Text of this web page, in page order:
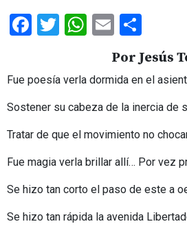
Facebook
Twitter
WhatsApp
Email
Por Jesús
Fue poesía verla dormida en el
Sostener su cabeza de la inercia de
Tratar de que el movimiento no
Fue magia verla brillar allí… Por vez
Se hizo tan corto el paso de este a
Se hizo tan rápida la avenida